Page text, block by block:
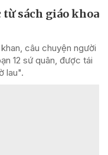
sách giáo khoa
câu chuyện người
12 sứ quân, được tái
lau".